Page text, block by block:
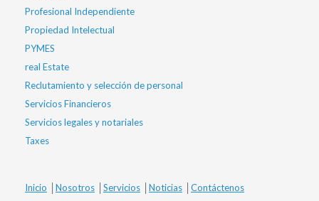
Profesional Independiente
Propiedad Intelectual
PYMES
real Estate
Reclutamiento y selección de personal
Servicios Financieros
Servicios legales y notariales
Taxes
Inicio Nosotros Servicios Noticias Contáctenos